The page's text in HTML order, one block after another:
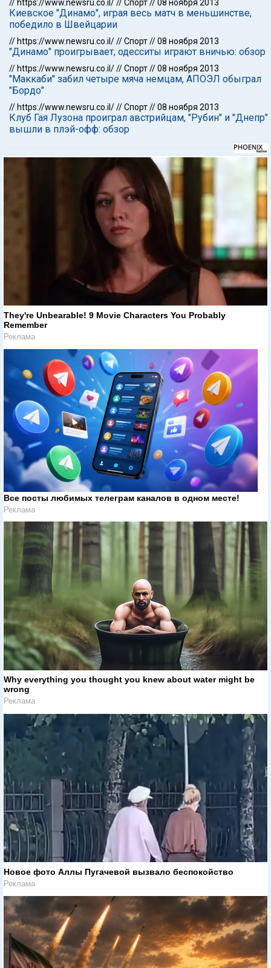
// https://www.newsru.co.il/ // Спорт// 08 ноября 2013
Киевское "Динамо", играя весь матч в меньшинстве,
победило в Швейцарии
// https://www.newsru.co.il///Спорт//08 ноября 2013
"Динамо" проигрывает, одесситы играют вничью: обзор
// https://www.newsru.co.il///Спорт//08 ноября 2013
"Маккаби" забил четыре мяча немцам, АПОЭЛ обыграл
"Бордо"
// https://www.newsru.co.il///Спорт//08 ноября 2013
Клуб Гая Лузона проиграл австрийцам, "Рубин" и "Днепр"
вышли в плэй-офф: обзор
They're Unbearable! 9 Movie Characters You Probably
Remember
Реклама
Все посты любимых телеграм каналов в одном месте!
Реклама
Why everything you thought you knew about water might be
wrong
Реклама
Новое фото Аллы Пугачевой вызвало беспокойство
Реклама